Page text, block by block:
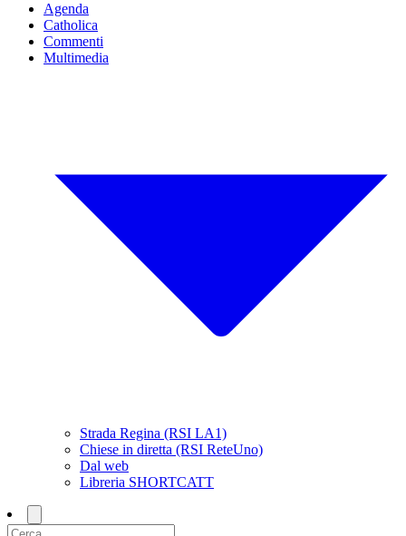
Agenda
Catholica
Commenti
Multimedia
Strada Regina (RSI LA1)
Chiese in diretta (RSI ReteUno)
Dal web
Libreria SHORTCATT